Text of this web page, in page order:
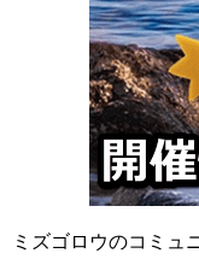
ミズゴロウのコミュ